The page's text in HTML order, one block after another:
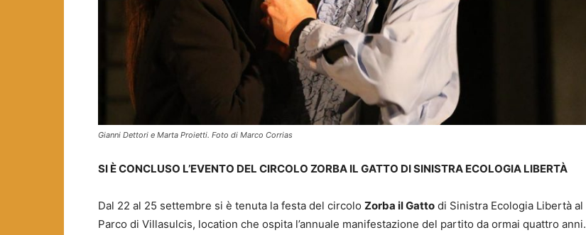
Gianni Dettori e Marta Proietti. Foto di Marco Corrias
SI È CONCLUSO L’EVENTO DEL CIRCOLO ZORBA IL GATTO DI SINISTRA ECOLOGIA LIBERTÀ
Dal 22 al 25 settembre si è tenuta la festa del circolo Zorba il Gatto di Sinistra Ecologia Libertà al
Parco di Villasulcis, location che ospita l’annuale manifestazione del partito da ormai quattro anni.